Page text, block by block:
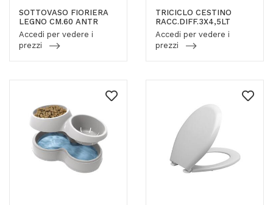
SOTTOVASO FIORIERA
LEGNO CM.60 ANTR
Accedi per vedere i
prezzi
TRICICLO CESTINO
RACC.DIFF.3X4,5LT
Accedi per vedere i
prezzi